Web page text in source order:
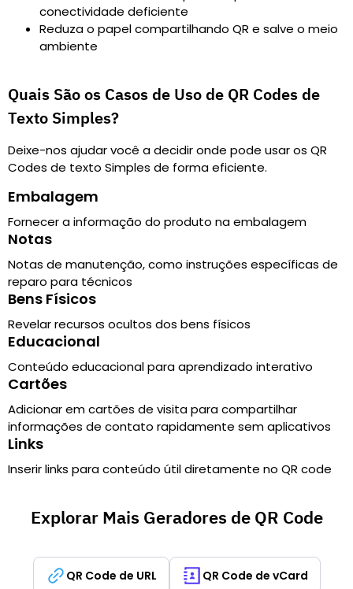
conectividade deficiente
Reduza o papel compartilhando QR e salve o meio
ambiente
Quais São os Casos de Uso de QR Codes de
Texto Simples?
Deixe-nos ajudar você a decidir onde pode usar os QR
Codes de texto Simples de forma eficiente.
Embalagem
Fornecer a informação do produto na embalagem
Notas
Notas de manutenção, como instruções específicas de
reparo para técnicos
Bens Físicos
Revelar recursos ocultos dos bens físicos
Educacional
Conteúdo educacional para aprendizado interativo
Cartões
Adicionar em cartões de visita para compartilhar
informações de contato rapidamente sem aplicativos
Links
Inserir links para conteúdo útil diretamente no QR code
Explorar Mais Geradores de QR Code
QR Code de URL QR Code de vCard